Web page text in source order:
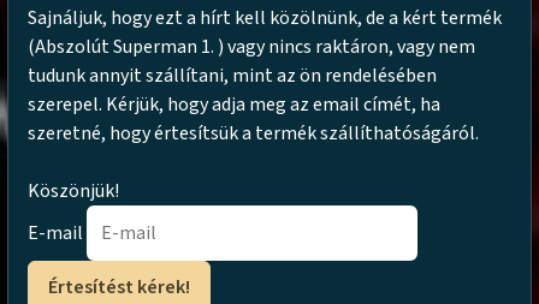
Sajnáljuk, hogy ezt a hírt kell közölnünk, de a kért termék
(Abszolút Superman 1. ) vagy nincs raktáron, vagy nem
tudunk annyit szállítani, mint az ön rendelésében
szerepel. Kérjük, hogy adja meg az email címét, ha
szeretné, hogy értesítsük a termék szállíthatóságáról.
Köszönjük!
E-mail